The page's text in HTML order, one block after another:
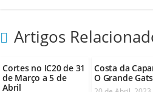
Artigos
Cortes no IC20 de 31
de Março a 5 de
Abril
Costa da
O Grande